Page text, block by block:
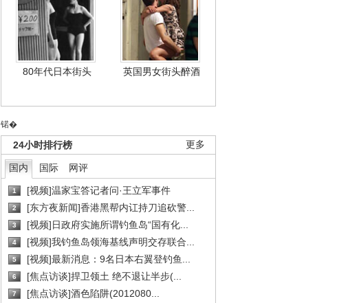
80年代日本街头 英国男女街头醉酒
锘�
更多
24小时排行榜
国内 国际 网评
1 [视频]温家宝答记者问·王立军事件
2 [东方夜新闻]香港黑帮内讧持刀追砍警...
3 [视频]日政府实施所谓钓鱼岛“国有化...
4 [视频]我钓鱼岛领海基线声明交存联合...
5 [视频]最新消息：9名日本右翼登钓鱼...
6 [焦点访谈]捍卫领土 绝不退让半步(...
7 [焦点访谈]酒色陷阱(2012080...